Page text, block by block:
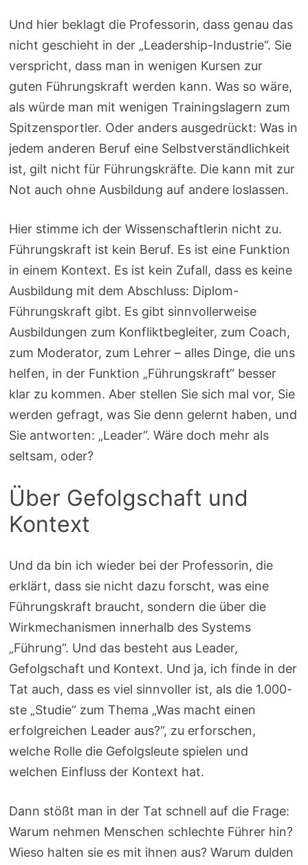
Und hier beklagt die Professorin, dass genau das
nicht geschieht in der „Leadership-Industrie“. Sie
verspricht, dass man in wenigen Kursen zur
guten Führungskraft werden kann. Was so wäre,
als würde man mit wenigen Trainingslagern zum
Spitzensportler. Oder anders ausgedrückt: Was in
jedem anderen Beruf eine Selbstverständlichkeit
ist, gilt nicht für Führungskräfte. Die kann mit zur
Not auch ohne Ausbildung auf andere loslassen.
Hier stimme ich der Wissenschaftlerin nicht zu.
Führungskraft ist kein Beruf. Es ist eine Funktion
in einem Kontext. Es ist kein Zufall, dass es keine
Ausbildung mit dem Abschluss: Diplom-
Führungskraft gibt. Es gibt sinnvollerweise
Ausbildungen zum Konfliktbegleiter, zum Coach,
zum Moderator, zum Lehrer – alles Dinge, die uns
helfen, in der Funktion „Führungskraft“ besser
klar zu kommen. Aber stellen Sie sich mal vor, Sie
werden gefragt, was Sie denn gelernt haben, und
Sie antworten: „Leader“. Wäre doch mehr als
seltsam, oder?
Über Gefolgschaft und
Kontext
Und da bin ich wieder bei der Professorin, die
erklärt, dass sie nicht dazu forscht, was eine
Führungskraft braucht, sondern die über die
Wirkmechanismen innerhalb des Systems
„Führung“. Und das besteht aus Leader,
Gefolgschaft und Kontext. Und ja, ich finde in der
Tat auch, dass es viel sinnvoller ist, als die 1.000-
ste „Studie“ zum Thema „Was macht einen
erfolgreichen Leader aus?“, zu erforschen,
welche Rolle die Gefolgsleute spielen und
welchen Einfluss der Kontext hat.
Dann stößt man in der Tat schnell auf die Frage:
Warum nehmen Menschen schlechte Führer hin?
Wieso halten sie es mit ihnen aus? Warum dulden